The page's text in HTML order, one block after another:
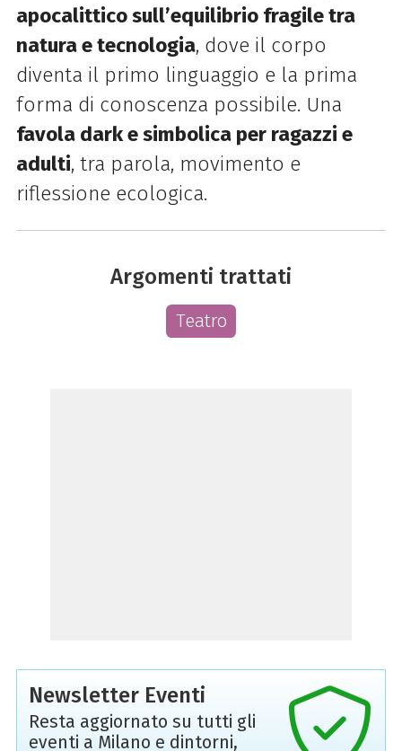
apocalittico sull’equilibrio fragile tra
natura e tecnologia, dove il corpo
diventa il primo linguaggio e la prima
forma di conoscenza possibile. Una
favola dark e simbolica per ragazzi e
adulti, tra parola, movimento e
riflessione ecologica.
Argomenti trattati
Teatro
Newsletter Eventi
Resta aggiornato su tutti gli
eventi a Milano e dintorni,